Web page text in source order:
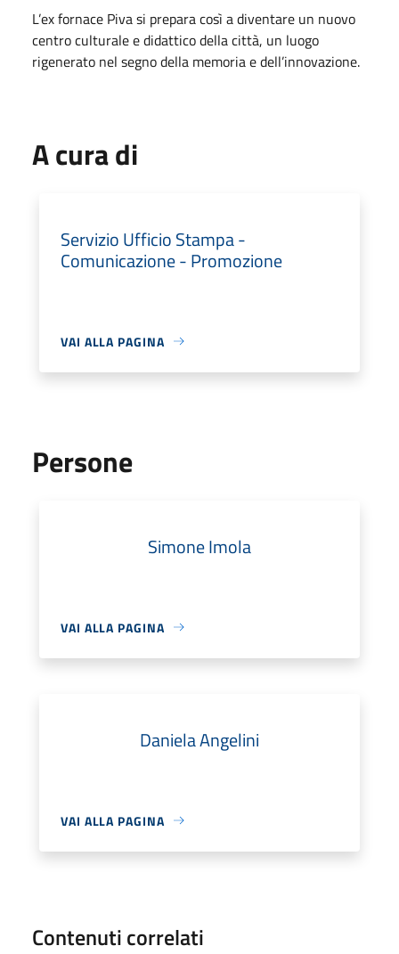
L’ex fornace Piva si prepara così a diventare un nuovo
centro culturale e didattico della città, un luogo
rigenerato nel segno della memoria e dell’innovazione.
A cura di
Servizio Ufficio Stampa -
Comunicazione - Promozione
VAI ALLA PAGINA
Persone
Simone Imola
VAI ALLA PAGINA
Daniela Angelini
VAI ALLA PAGINA
Contenuti correlati